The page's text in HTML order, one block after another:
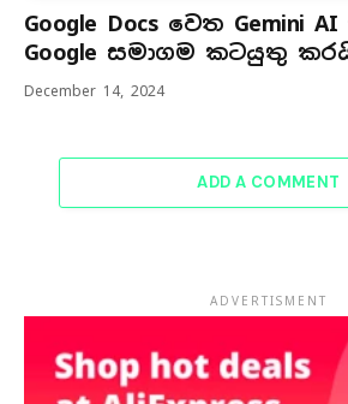
Google Docs වෙත Gemini
Google සමාගම කටයුතු
December 14, 2024
ADD A COMMENT
ADVERTISMENT